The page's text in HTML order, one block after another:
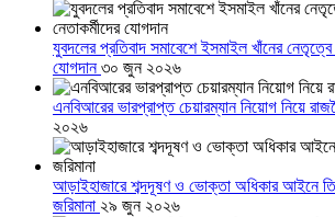
যুবদলের প্রতিবাদ সমাবেশে ইসমাইল খাঁনের নেতৃত্বে
যোগদান৩০ জুন ২০২৬
এনবিআরের ভারপ্রাপ্ত চেয়ারম্যান নিয়োগ নিয়ে
২০২৬
আড়াইহাজারে শব্দদূষণ ও ভোক্তা অধিকার আইনে
জরিমানা ২৯ জুন ২০২৬